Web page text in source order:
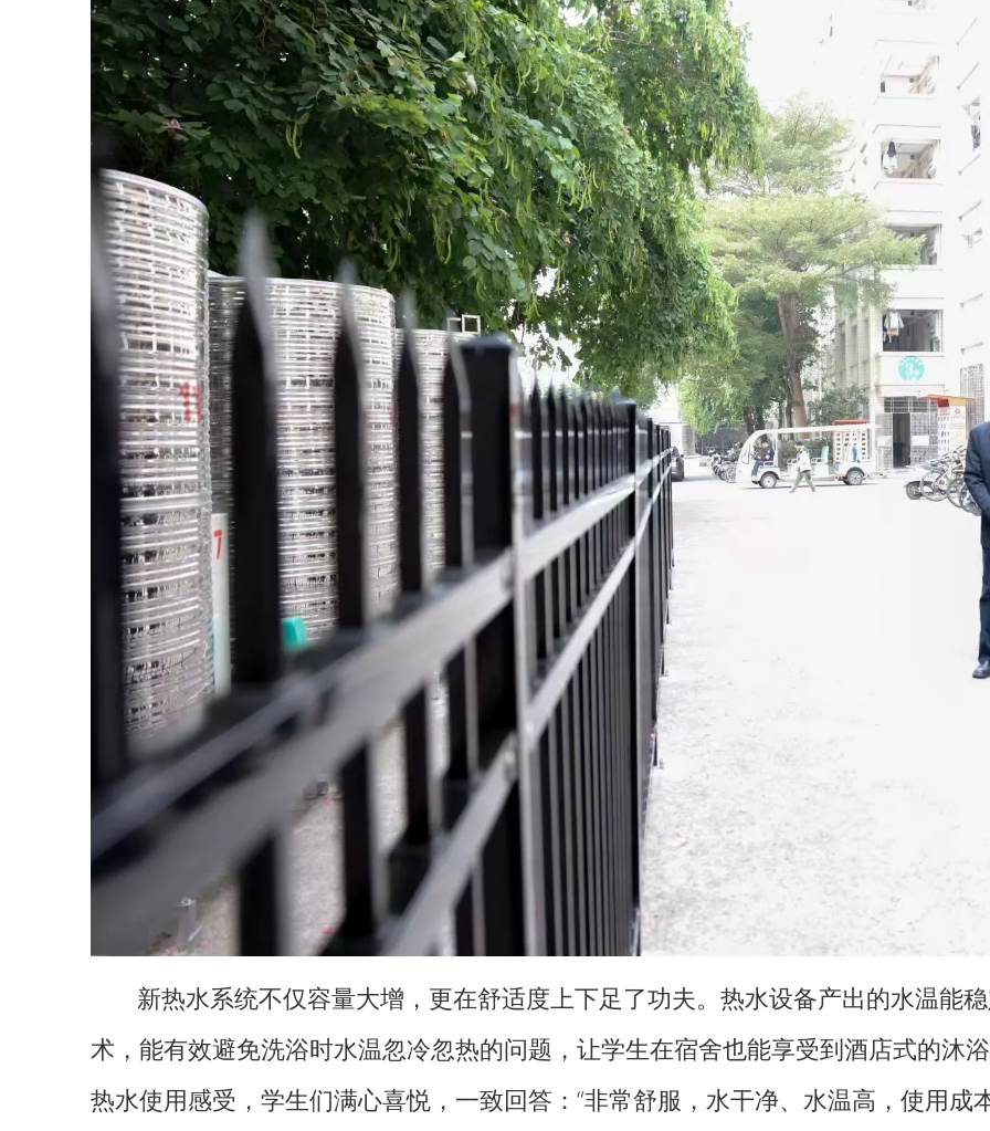
新热水系统不仅容量大增，更在舒适度上下足了功夫。热水设备产出的水温能
术，能有效避免洗浴时水温忽冷忽热的问题，让学生在宿舍也能享受到酒店式的沐
热水使用感受，学生们满心喜悦，一致回答：“非常舒服，水干净、水温高，使用